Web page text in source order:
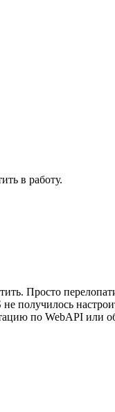
в работу.
Просто
получилось
по WebAPI или